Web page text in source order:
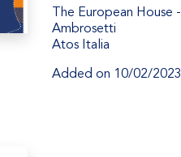
The European House -
Ambrosetti
Atos Italia
Added on 10/02/2023